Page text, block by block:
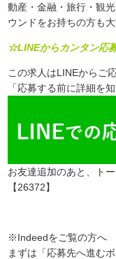
動産・金融・旅行・観
ウンドをお持ちの方も
☆LINEからカンタン応
この求人はLINEからご
「応募する前に詳細を
お友達追加のあと、ト
【26372】
※Indeedをご覧の方へ
まずは「応募先へ進む